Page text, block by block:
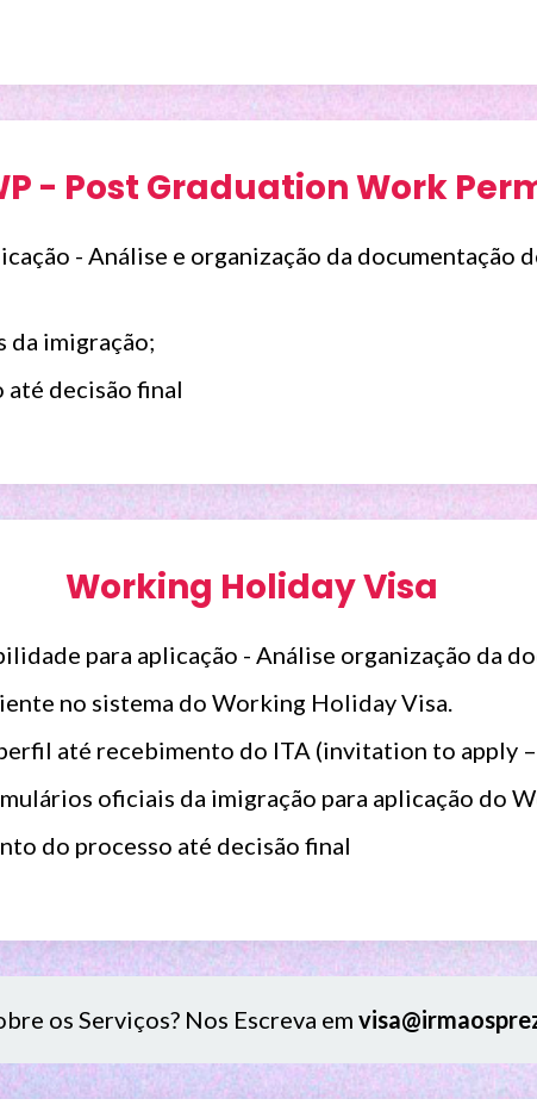
- Post Graduation Work
- Análise e organização da documentação
da imigração;
até decisão final
Working Holiday Visa
para aplicação - Análise organização da
no sistema do Working Holiday Visa.
até recebimento do ITA (invitation to apply
oficiais da imigração para aplicação do
do processo até decisão final
os Serviços? Nos Escreva em